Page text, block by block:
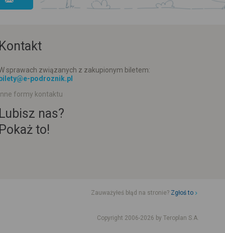
Kontakt
sprawach związanych z zakupionym biletem:
bilety@e-podroznik.pl
Inne formy kontaktu
Lubisz nas?
Pokaż to!
Zauważyłeś błąd na stronie? Zgłoś to
Copyright 2006-2026 by Teroplan S.A.